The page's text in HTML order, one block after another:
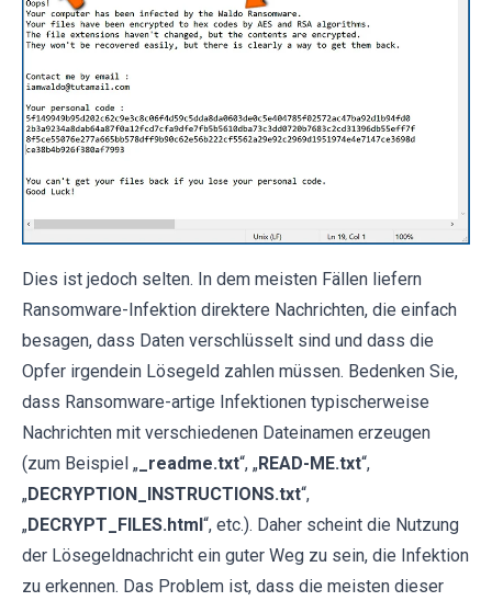
Dies ist jedoch selten. In dem meisten Fällen liefern
Ransomware-Infektion direktere Nachrichten, die einfach
besagen, dass Daten verschlüsselt sind und dass die
Opfer irgendein Lösegeld zahlen müssen. Bedenken Sie,
dass Ransomware-artige Infektionen typischerweise
Nachrichten mit verschiedenen Dateinamen erzeugen
(zum Beispiel „ _readme.txt“, „READ-ME.txt“,
„DECRYPTION_INSTRUCTIONS.txt“,
„DECRYPT_FILES.html “, etc.). Daher scheint die Nutzung
der Lösegeldnachricht ein guter Weg zu sein, die Infektion
zu erkennen. Das Problem ist, dass die meisten dieser